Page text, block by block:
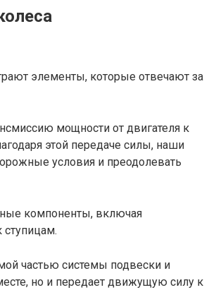
элементы, которые отвечают за
мощности от двигателя к
этой передаче силы, наши
условия и преодолевать
компоненты, включая
частью системы подвески и
но и передает движущую силу к